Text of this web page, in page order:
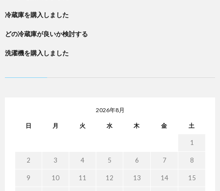
冷蔵庫を購入しました
どの冷蔵庫が良いか検討する
洗濯機を購入しました
2026年8月
日 月 火 水 木 金 土
1
2 3 4 5 6 7 8
9 10 11 12 13 14 15